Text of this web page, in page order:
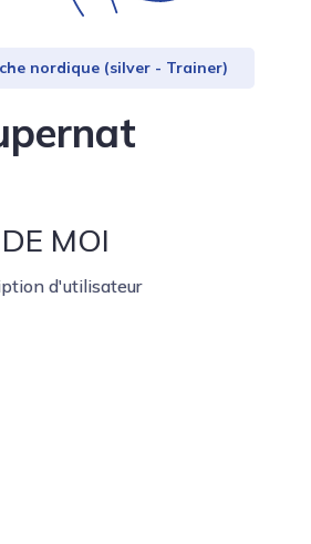
nordique (silver - Trainer)
MOI
d'utilisateur